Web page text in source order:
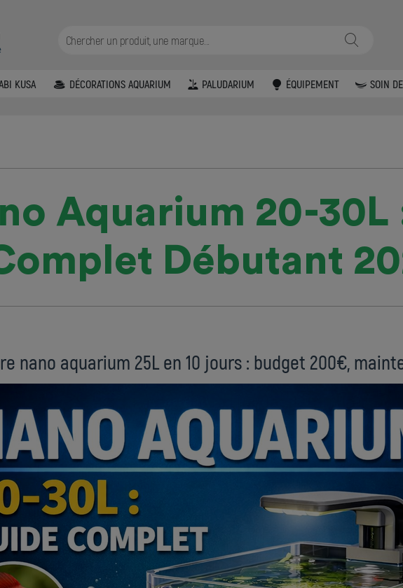
KUSA DÉCORATIONS AQUARIUM PALUDARIUM ÉQUIPEMENT SOIN
Aquarium 20-30L
Débutant
nano aquarium 25L en 10 jours : budget 200€,